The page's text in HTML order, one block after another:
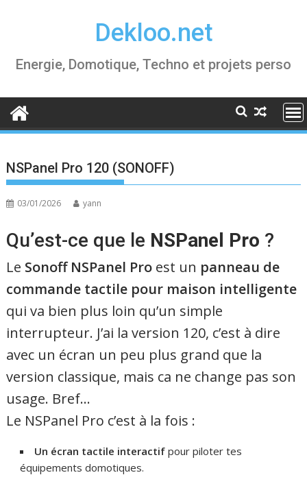
Dekloo.net
Energie, Domotique, Techno et projets perso
NSPanel Pro 120 (SONOFF)
03/01/2026 yann
Qu’est-ce que le NSPanel Pro ?
Le Sonoff NSPanel Pro est un panneau de
commande tactile pour maison intelligente
qui va bien plus loin qu’un simple
interrupteur. J’ai la version 120, c’est à dire
avec un écran un peu plus grand que la
version classique, mais ca ne change pas son
usage. Bref…
Le NSPanel Pro c’est à la fois :
Un écran tactile interactif pour piloter tes
équipements domotiques.